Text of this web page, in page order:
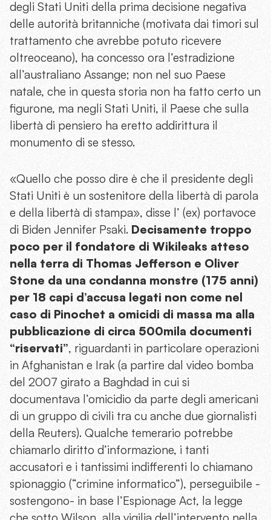
degli Stati Uniti della prima decisione negativa
delle autorità britanniche (motivata dai timori sul
trattamento che avrebbe potuto ricevere
oltreoceano), ha concesso ora l’estradizione
all’australiano Assange; non nel suo Paese
natale, che in questa storia non ha fatto certo un
figurone, ma negli Stati Uniti, il Paese che sulla
libertà di pensiero ha eretto addirittura il
monumento di se stesso.
«Quello che posso dire è che il presidente degli
Stati Uniti è un sostenitore della libertà di parola
e della libertà di stampa», disse l’ (ex) portavoce
di Biden Jennifer Psaki. Decisamente troppo
poco per il fondatore di Wikileaks atteso
nella terra di Thomas Jefferson e Oliver
Stone da una condanna monstre (175 anni)
per 18 capi d’accusa legati non come nel
caso di Pinochet a omicidi di massa ma alla
pubblicazione di circa 500mila documenti
“riservati”, riguardanti in particolare operazioni
in Afghanistan e Irak (a partire dal video bomba
del 2007 girato a Baghdad in cui si
documentava l’omicidio da parte degli americani
di un gruppo di civili tra cu anche due giornalisti
della Reuters). Qualche temerario potrebbe
chiamarlo diritto d’informazione, i tanti
accusatori e i tantissimi indifferenti lo chiamano
spionaggio (“crimine informatico”), perseguibile -
sostengono- in base l’Espionage Act, la legge